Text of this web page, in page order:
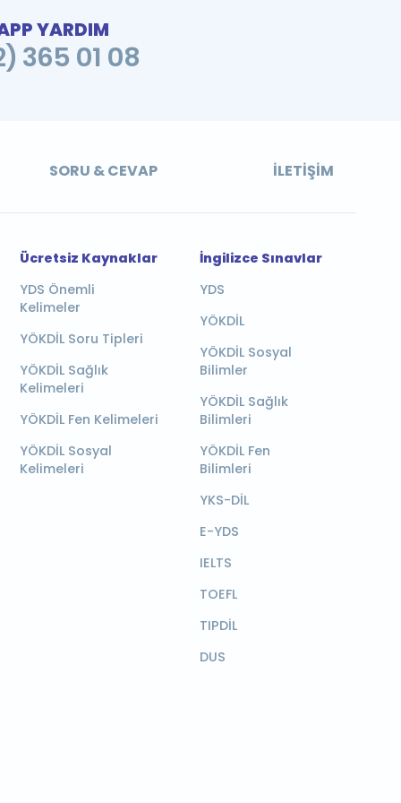
YARDIM
365 01 08
SORU & CEVAP İLETIŞIM
Ücretsiz Kaynaklar
YDS Önemli
Kelimeler
YÖKDİL Soru Tipleri
YÖKDİL Sağlık
Kelimeleri
YÖKDİL Fen Kelimeleri
YÖKDİL Sosyal
Kelimeleri
İngilizce Sınavlar
YDS
YÖKDİL
YÖKDİL Sosyal
Bilimler
YÖKDİL Sağlık
Bilimleri
YÖKDİL Fen
Bilimleri
YKS-DİL
E-YDS
IELTS
TOEFL
TIPDİL
DUS